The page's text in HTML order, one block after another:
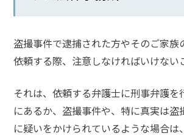
盗撮事件で逮捕された方やそのご家族
依頼する際、注意しなければいけない
それは、依頼する弁護士に刑事弁護を
にあるか、盗撮事件や、特に真実は盗
に疑いをかけられているような場合は